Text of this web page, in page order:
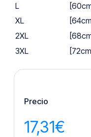
L
XL
2XL
3XL
Precio
17,31€